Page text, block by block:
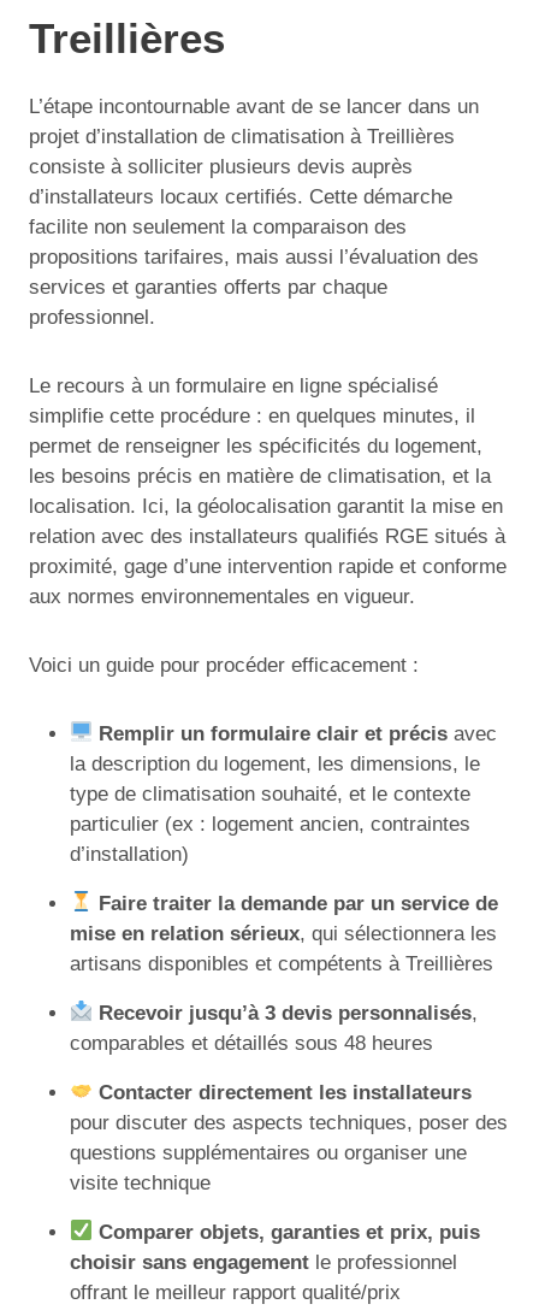
Treillières
L’étape incontournable avant de se lancer dans un
projet d’installation de climatisation à Treillières
consiste à solliciter plusieurs devis auprès
d’installateurs locaux certifiés. Cette démarche
facilite non seulement la comparaison des
propositions tarifaires, mais aussi l’évaluation des
services et garanties offerts par chaque
professionnel.
Le recours à un formulaire en ligne spécialisé
simplifie cette procédure : en quelques minutes, il
permet de renseigner les spécificités du logement,
les besoins précis en matière de climatisation, et la
localisation. Ici, la géolocalisation garantit la mise en
relation avec des installateurs qualifiés RGE situés à
proximité, gage d’une intervention rapide et conforme
aux normes environnementales en vigueur.
Voici un guide pour procéder efficacement :
Remplir un formulaire clair et précis avec
la description du logement, les dimensions, le
type de climatisation souhaité, et le contexte
particulier (ex : logement ancien, contraintes
d’installation)
Faire traiter la demande par un service de
mise en relation sérieux, qui sélectionnera les
artisans disponibles et compétents à Treillières
Recevoir jusqu’à 3 devis personnalisés,
comparables et détaillés sous 48 heures
Contacter directement les installateurs
pour discuter des aspects techniques, poser des
questions supplémentaires ou organiser une
visite technique
Comparer objets, garanties et prix, puis
choisir sans engagement le professionnel
offrant le meilleur rapport qualité/prix